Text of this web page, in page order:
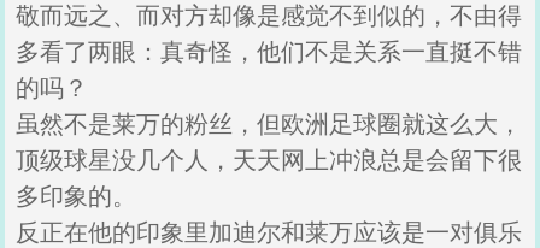
敬而远之、而对方却像是感觉不到似的，不由得
多看了两眼：真奇怪，他们不是关系一直挺不错
的吗？
虽然不是莱万的粉丝，但欧洲足球圈就这么大，
顶级球星没几个人，天天网上冲浪总是会留下很
多印象的。
反正在他的印象里加迪尔和莱万应该是一对俱乐